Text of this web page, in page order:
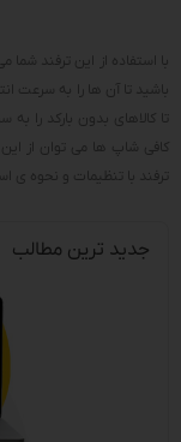
با استفاده از این ترفند
باشید تا آن ها را به سرعت
تا کالاهای بدون بارکد را
کافی شاپ ها می توان از
ترفند با تنظیمات و نحوه ی
جدید ترین مطالب